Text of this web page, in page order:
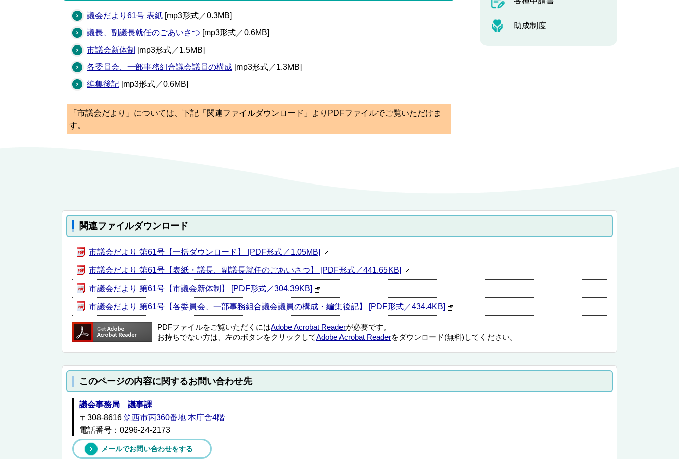
議会だより61号 表紙 [mp3形式／0.3MB]
議長、副議長就任のごあいさつ [mp3形式／0.6MB]
市議会新体制 [mp3形式／1.5MB]
各委員会、一部事務組合議会議員の構成 [mp3形式／1.3MB]
編集後記 [mp3形式／0.6MB]
「市議会だより」については、下記「関連ファイルダウンロード」よりPDFファイルでご覧いただけま
す。
関連ファイルダウンロード
市議会だより 第61号【一括ダウンロード】 [PDF形式／1.05MB]
市議会だより 第61号【表紙・議長、副議長就任のごあいさつ】 [PDF形式／441.65KB]
市議会だより 第61号【市議会新体制】 [PDF形式／304.39KB]
市議会だより 第61号【各委員会、一部事務組合議会議員の構成・編集後記】 [PDF形式／434.4KB]
PDFファイルをご覧いただくにはAdobe Acrobat Readerが必要です。
お持ちでない方は、左のボタンをクリックしてAdobe Acrobat Readerをダウンロード(無料)してください。
このページの内容に関するお問い合わせ先
議会事務局 議事課
〒308-8616 筑西市丙360番地 本庁舎4階
電話番号：0296-24-2173
メールでお問い合わせをする
助成制度